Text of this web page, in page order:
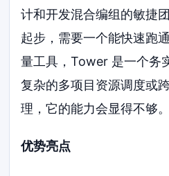
计和开发混合编组的敏捷
起步，需要一个能快速跑
量工具，Tower 是一个务
复杂的多项目资源调度或
理，它的能力会显得不够。
优势亮点